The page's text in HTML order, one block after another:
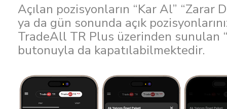
Açılan pozisyonların “Kar Al” “Zarar
ya da gün sonunda açık
TradeAll TR Plus üzerinden sunulan
butonuyla da kapatılabilmektedir.